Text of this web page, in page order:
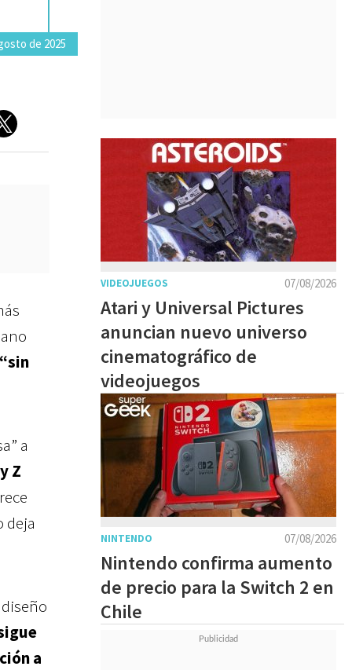
de 2025
a
Z
deja
a
07/08/2026
VIDEOJUEGOS
Atari y Universal Pictures
anuncian nuevo universo
cinematográfico de
videojuegos
07/08/2026
NINTENDO
Nintendo confirma aumento
de precio para la Switch 2 en
Chile